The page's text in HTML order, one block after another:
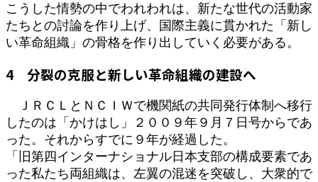
こうした情勢の中でわれわれは、新たな世代の活動家
たちとの討論を作り上げ、国際主義に貫かれた「新し
い革命組織」の骨格を作り出していく必要がある。
4 分裂の克服と新しい革命組織の建設へ
ＪＲＣＬとＮＣＩＷで機関紙の共同発行体制へ移行
したのは「かけはし」２００９年９月７日号からであ
った。それからすでに９年が経過した。
「旧第四インターナショナル日本支部の構成要素であ
った私たち両組織は、左翼の混迷を突破し、大衆的で